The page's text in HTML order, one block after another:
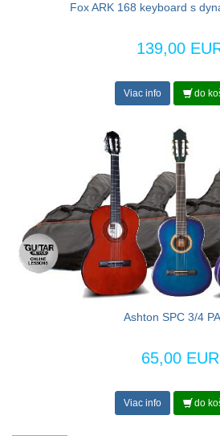
Fox ARK 168 keyboard s
139,00
Viac info do
Ashton SPC 3/4
65,00 EUR
Viac info do